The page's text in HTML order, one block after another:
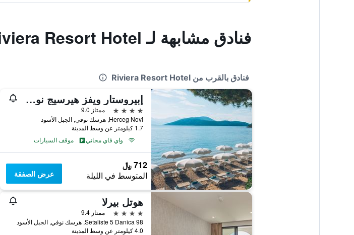
فنادق مشابهة لـ Riviera Resort Hotel
فنادق بالقرب من Riviera Resort Hotel
إبيروستار ويفز هيرسيج نوفي -مامل جميع الخدمات
4 نجوم
ممتاز 9.0
Herceg Novi, هرسك نوفي, الجبل الأسود
1.7 كيلومتر عن وسط المدينة
واي فاي مجاني
موقف السيارات
712 ﷼
المتوسط في الليلة عرض الصفقة
هوتل بيرلا
4 نجوم
ممتاز 9.4
Setaliste 5 Danica 98, هرسك نوفي, الجبل الأسود
4.0 كيلومتر عن وسط المدينة